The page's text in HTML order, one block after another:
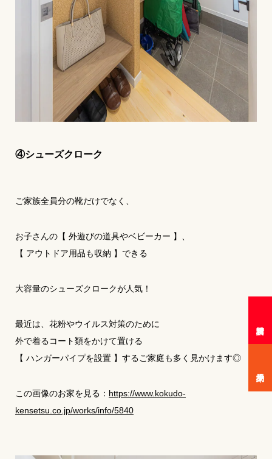
④シューズクローク
ご家族全員分の靴だけでなく、
お子さんの【 外遊びの道具やベビーカー 】、
【 アウトドア用品も収納 】できる
大容量のシューズクロークが人気！
最近は、花粉やウイルス対策のために
外で着るコート類をかけて置ける
【 ハンガーパイプを設置 】するご家庭も多く見かけます◎
この画像のお家を見る： https://www.kokudo-
kensetsu.co.jp/works/info/5840